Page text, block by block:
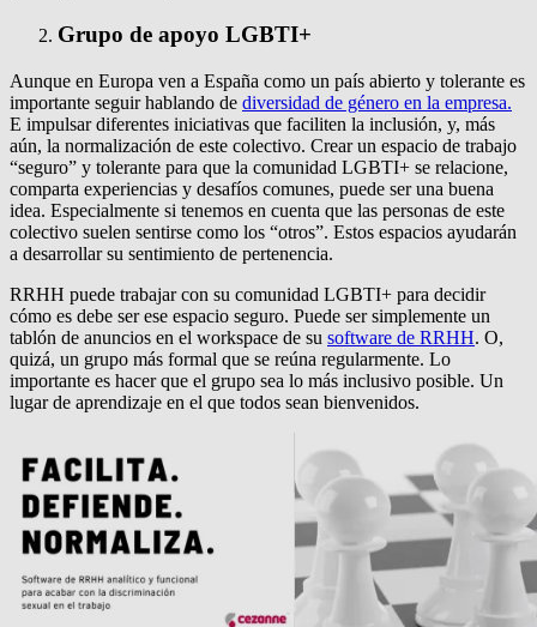
Grupo de apoyo LGBTI+
Aunque en Europa ven a España como un país abierto y tolerante es
importante seguir hablando de diversidad de género en la empresa.
E impulsar diferentes iniciativas que faciliten la inclusión, y, más
aún, la normalización de este colectivo. Crear un espacio de trabajo
“seguro” y tolerante para que la comunidad LGBTI+ se relacione,
comparta experiencias y desafíos comunes, puede ser una buena
idea. Especialmente si tenemos en cuenta que las personas de este
colectivo suelen sentirse como los “otros”. Estos espacios ayudarán
a desarrollar su sentimiento de pertenencia.
RRHH puede trabajar con su comunidad LGBTI+ para decidir
cómo es debe ser ese espacio seguro. Puede ser simplemente un
tablón de anuncios en el workspace de su software de RRHH. O,
quizá, un grupo más formal que se reúna regularmente. Lo
importante es hacer que el grupo sea lo más inclusivo posible. Un
lugar de aprendizaje en el que todos sean bienvenidos.